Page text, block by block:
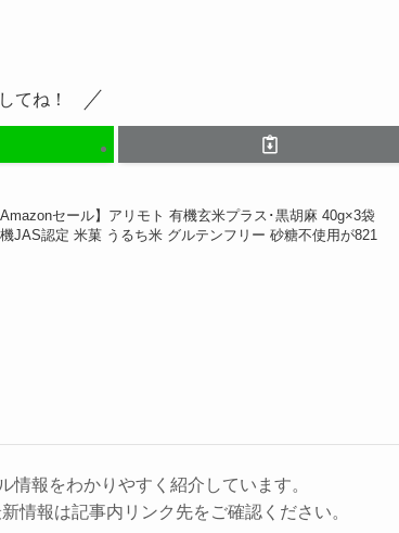
てね！
Amazonセール】アリモト 有機玄米プラス･黒胡麻 40g×3袋
JAS認定 米菓 うるち米 グルテンフリー 砂糖不使用が821
情報をわかりやすく紹介しています。
情報は記事内リンク先をご確認ください。